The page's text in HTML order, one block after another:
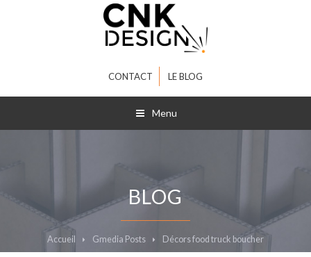
CONTACT LE BLOG
Menu
BLOG
Accueil Gmedia Posts Décors food truck boucher